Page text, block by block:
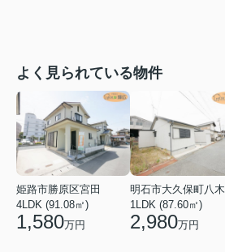
よく見られている物件
姫路市勝原区宮田
4LDK (91.08㎡)
1,580万円
明石市大久保町八木
1LDK (87.60㎡)
2,980万円